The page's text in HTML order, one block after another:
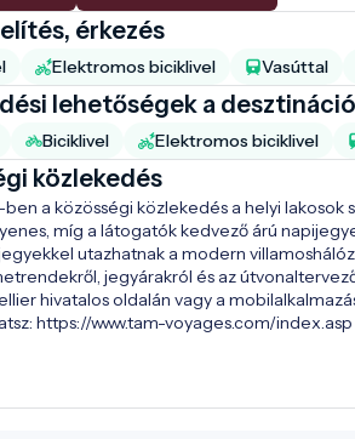
érkezés
Elektromos biciklivel Vasúttal
lehetőségek a
Biciklivel Elektromos biciklivel
közlekedés
a közösségi közlekedés a helyi lakosok
míg a látogatók kedvező árú
utazhatnak a modern
jegyárakról és az
hivatalos oldalán vagy a
https://www.tam-voyages.com/index.asp